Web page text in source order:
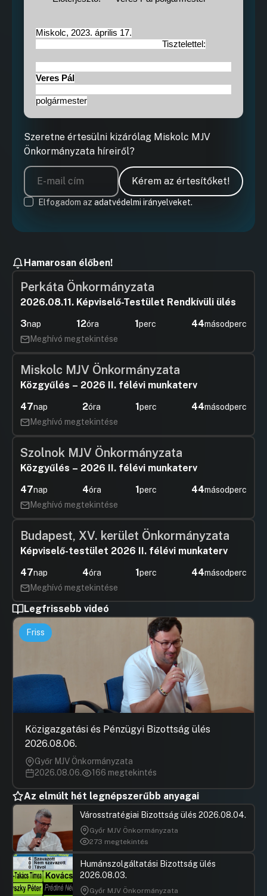
Miskolc, 2023. április 17.
Tisztelettel:
Veres Pál
polgármester
Szeretne értesülni kizárólag Miskolc MJV
Önkormányzata híreiről?
Kérem az értesítőket!
Elfogadom az adatvédelmi irányelveket.
Hamarosan élőben!
Perkáta Önkormányzata
2026.08.11. Képviselő-Testület Rendkívüli ülés
3nap 12óra 1perc 43másodperc
Meghívó megtekintése
Miskolc MJV Önkormányzata
Közgyűlés – 2026 II. félévi munkaterv
47nap 2óra 1perc 43másodperc
Meghívó megtekintése
Szolnok MJV Önkormányzata
Közgyűlés – 2026 II. félévi munkaterv
47nap 4óra 1perc 43másodperc
Meghívó megtekintése
Budapest, XV. kerület Önkormányzata
Képviselő-testület 2026 II. félévi munkaterv
47nap 4óra 1perc 43másodperc
Meghívó megtekintése
Legfrissebb videó
Friss
Közigazgatási és Pénzügyi Bizottság ülés
2026.08.06.
Győr MJV Önkormányzata
2026.08.06.
166 megtekintés
Az elmúlt hét legnépszerűbb anyagai
Városstratégiai Bizottság ülés 2026.08.04.
Győr MJV Önkormányzata
273 megtekintés
Humánszolgáltatási Bizottság ülés
2026.08.03.
Győr MJV Önkormányzata